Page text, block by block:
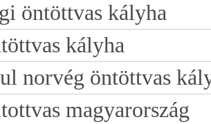
öntöttvas kályha
kályha
norvég öntöttvas
magyarország